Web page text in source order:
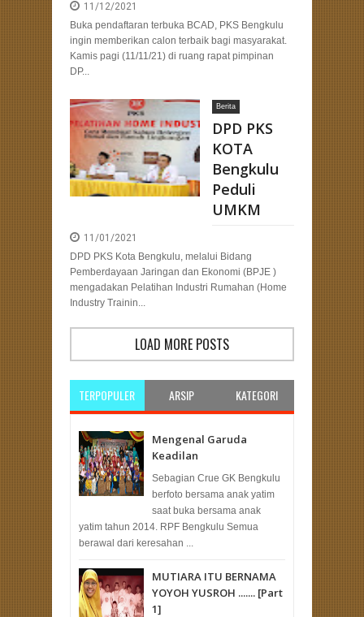
11/12/2021
Buka pendaftaran terbuka BCAD, PKS Bengkulu
ingin memberikan calon terbaik bagi masyarakat.
Kamis pagi (11/11/21) di ruang rapat pimpinan
DP...
Berita
DPD PKS
KOTA
Bengkulu
Peduli
UMKM
11/01/2021
DPD PKS Kota Bengkulu, melalui Bidang
Pemberdayaan Jaringan dan Ekonomi (BPJE )
mengadakan Pelatihan Industri Rumahan (Home
Industry Trainin...
LOAD MORE POSTS
TERPOPULER ARSIP KATEGORI
Mengenal Garuda
Keadilan
Sebagian Crue GK Bengkulu
berfoto bersama anak yatim
saat buka bersama anak
yatim tahun 2014. RPF Bengkulu Semua
berawal dari keresahan ...
MUTIARA ITU BERNAMA
YOYOH YUSROH ....... [Part
1]